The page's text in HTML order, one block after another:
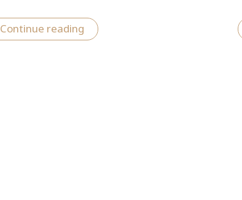
Continue reading“Σμαραγδένια
Καρδιά: